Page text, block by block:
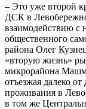
– Это уже второй
ДСК в
взаимодействию с
общественного
района Олег
«вторую жизнь»
микрорайона
отъезжая далеко
проживания в
в том же